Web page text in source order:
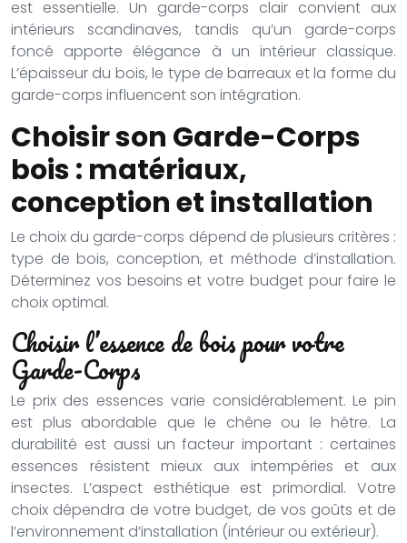
est essentielle. Un garde-corps clair convient aux
intérieurs scandinaves, tandis qu’un garde-corps
foncé apporte élégance à un intérieur classique.
L’épaisseur du bois, le type de barreaux et la forme du
garde-corps influencent son intégration.
Choisir son Garde-Corps
bois : matériaux,
conception et installation
Le choix du garde-corps dépend de plusieurs critères :
type de bois, conception, et méthode d’installation.
Déterminez vos besoins et votre budget pour faire le
choix optimal.
Choisir l’essence de bois pour votre
Garde-Corps
Le prix des essences varie considérablement. Le pin
est plus abordable que le chêne ou le hêtre. La
durabilité est aussi un facteur important : certaines
essences résistent mieux aux intempéries et aux
insectes. L’aspect esthétique est primordial. Votre
choix dépendra de votre budget, de vos goûts et de
l’environnement d’installation (intérieur ou extérieur).